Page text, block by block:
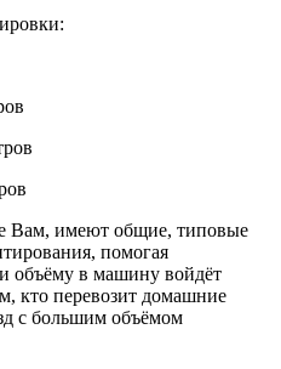
Вам, имеют общие, типовые
помогая
и объёму в машину войдёт
кто перевозит домашние
с большим объёмом